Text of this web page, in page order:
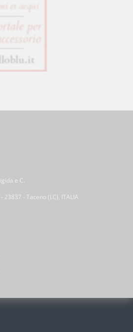
e C.
23837 - Taceno (LC), ITALIA